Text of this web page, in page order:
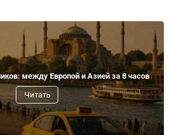
между Европой и Азией за 8 часов
Читать